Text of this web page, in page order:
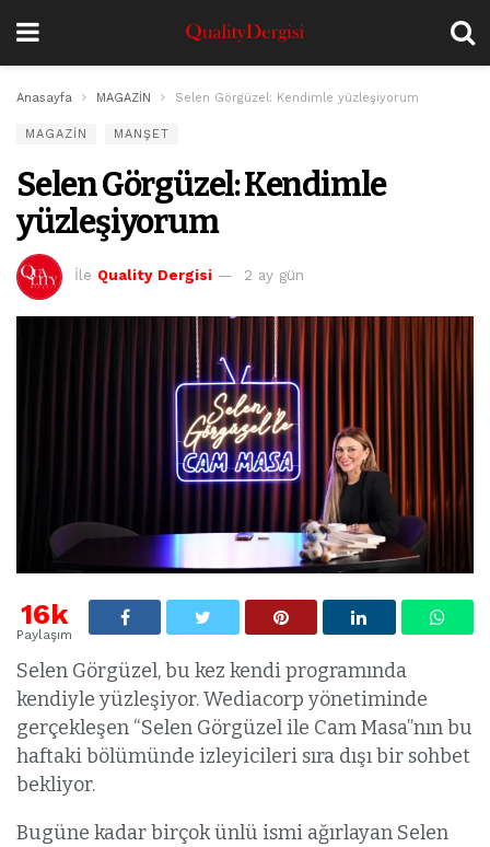
Anasayfa MAGAZİN Selen Görgüzel: Kendimle yüzleşiyorum
MAGAZİN MANŞET
Selen Görgüzel: Kendimle
yüzleşiyorum
İle Quality Dergisi 2 ay gün
16k
Paylaşım
Selen Görgüzel, bu kez kendi programında
kendiyle yüzleşiyor. Wediacorp yönetiminde
gerçekleşen “Selen Görgüzel ile Cam Masa”nın bu
haftaki bölümünde izleyicileri sıra dışı bir sohbet
bekliyor.
Bugüne kadar birçok ünlü ismi ağırlayan Selen